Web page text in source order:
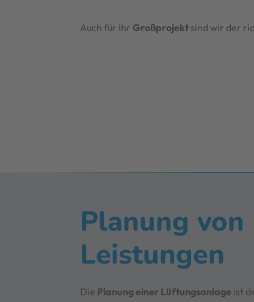
Auch für Ihr Großprojektsind wir der
Planung
Leistungen
Die Planung einer Lüftungsanlage ist